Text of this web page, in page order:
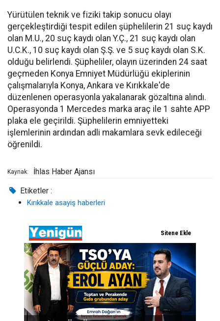
Yürütülen teknik ve fiziki takip sonucu olayı
gerçekleştirdiği tespit edilen şüphelilerin 21 suç kaydı
olan M.U., 20 suç kaydı olan Y.Ç., 21 suç kaydı olan
U.C.K., 10 suç kaydı olan Ş.Ş. ve 5 suç kaydı olan S.K.
olduğu belirlendi. Şüpheliler, olayın üzerinden 24 saat
geçmeden Konya Emniyet Müdürlüğü ekiplerinin
çalışmalarıyla Konya, Ankara ve Kırıkkale'de
düzenlenen operasyonla yakalanarak gözaltına alındı.
Operasyonda 1 Mercedes marka araç ile 1 sahte APP
plaka ele geçirildi. Şüphelilerin emniyetteki
işlemlerinin ardından adli makamlara sevk edileceği
öğrenildi.
Kaynak: İhlas Haber Ajansı
Etiketler :
Kırıkkale asayiş haberleri